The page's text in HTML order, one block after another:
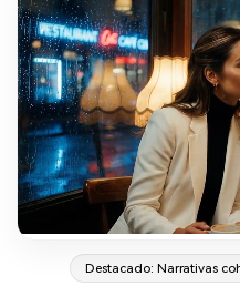
Destacado: Narrativas